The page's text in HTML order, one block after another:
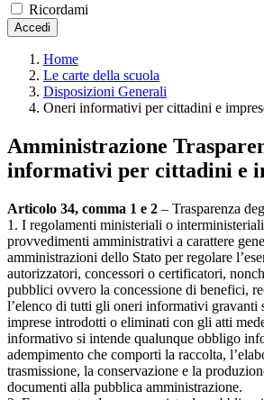
Ricordami
Accedi
Home
Le carte della scuola
Disposizioni Generali
Oneri informativi per cittadini e
Amministrazione
informativi per cittadini e
Articolo 34, comma 1 e 2 – Trasparenza
1. I regolamenti ministeriali o
provvedimenti amministrativi a carattere
amministrazioni dello Stato per regolare
autorizzatori, concessori o certificatori,
pubblici ovvero la concessione di benefici,
l’elenco di tutti gli oneri informativi gravanti
imprese introdotti o eliminati con gli atti
informativo si intende qualunque obbligo
adempimento che comporti la raccolta,
trasmissione, la conservazione e la
documenti alla pubblica amministrazione.